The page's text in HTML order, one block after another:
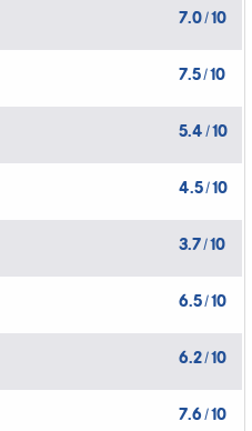
7.0/10
7.5/10
5.4 /10
4.5/10
3.7/10
6.5/10
6.2/10
7.6 /10